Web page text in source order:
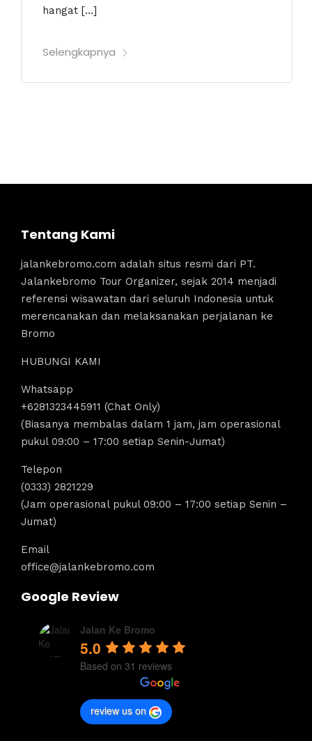
hangat […]
Selengkapnya
Tentang Kami
jalankebromo.com adalah situs resmi dari PT.
Jalankebromo Tour Organizer, sejak 2014 menjadi
referensi wisawatan dari seluruh Indonesia untuk
merencanakan dan melaksanakan perjalanan ke
Bromo
HUBUNGI KAMI
Whatsapp
+6281323445911 (Chat Only)
(Biasanya membalas dalam 1 jam, jam operasional
pukul 09:00 – 17:00 setiap Senin-Jumat)
Telepon
(0333) 2821229
(Jam operasional pukul 09:00 – 17:00 setiap Senin –
Jumat)
Email
office@jalankebromo.com
Google Review
Jalan Ke Bromo
5.0
Based on 31 reviews
review us on